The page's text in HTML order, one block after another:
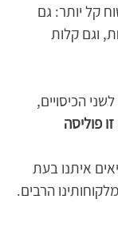
קל יותר: גם
וגם קלות
הכיסויים,
זו פוליסה
איתנו בעת
הרבים.